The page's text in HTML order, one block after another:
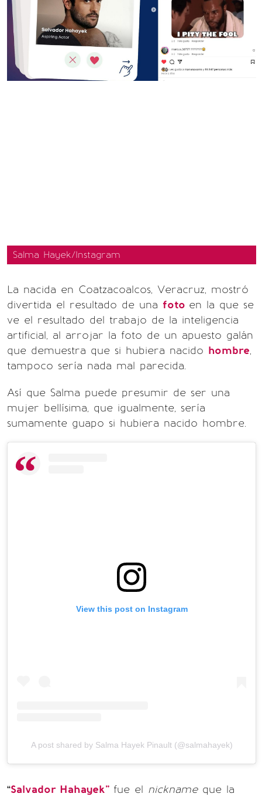
Salma Hayek/Instagram
La nacida en Coatzacoalcos, Veracruz, mostró
divertida el resultado de una foto en la que se
ve el resultado del trabajo de la inteligencia
artificial, al arrojar la foto de un apuesto galán
que demuestra que si hubiera nacido hombre,
tampoco sería nada mal parecida.
Así que Salma puede presumir de ser una
mujer bellísima, que igualmente, sería
sumamente guapo si hubiera nacido hombre.
View this post on Instagram
A post shared by Salma Hayek Pinault (@salmahayek)
“Salvador Hahayek" fue el nickname que la